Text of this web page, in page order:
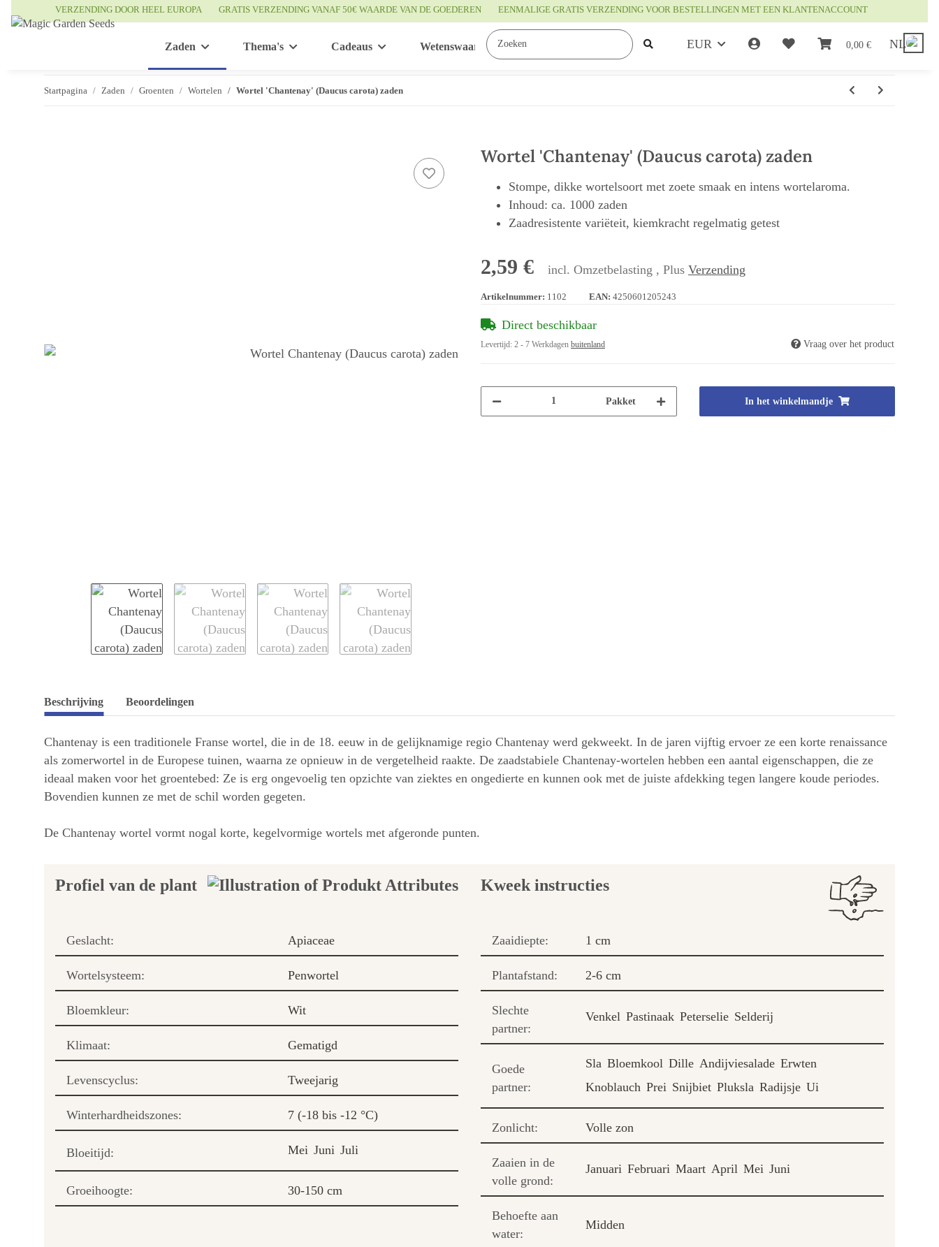
VERZENDING DOOR HEEL EUROPA GRATIS VERZENDING VANAF 50€ WAARDE VAN DE GOEDEREN EENMALIGE GRATIS VERZENDING VOOR BESTELLINGEN MET EEN KLANTENACCOUNT
EUR 0,00 € NL
Zaden Thema's Cadeaus Wetenswaardigheden
Startpagina Zaden Groenten Wortelen Wortel 'Chantenay' (Daucus carota) zaden
Wortel 'Chantenay' (Daucus carota) zaden
Stompe, dikke wortelsoort met zoete smaak en intens wortelaroma.
Inhoud: ca. 1000 zaden
Zaadresistente variëteit, kiemkracht regelmatig getest
2,59 € incl. Omzetbelasting , Plus Verzending
Artikelnummer: 1102 EAN: 4250601205243
Direct beschikbaar
Levertijd: 2 - 7 Werkdagen buitenland Vraag over het product
Pakket In het winkelmandje
Beschrijving Beoordelingen
Chantenay is een traditionele Franse wortel, die in de 18. eeuw in de gelijknamige regio Chantenay werd gekweekt. In de jaren vijftig ervoer ze een korte renaissance
als zomerwortel in de Europese tuinen, waarna ze opnieuw in de vergetelheid raakte. De zaadstabiele Chantenay-wortelen hebben een aantal eigenschappen, die ze
ideaal maken voor het groentebed: Ze is erg ongevoelig ten opzichte van ziektes en ongedierte en kunnen ook met de juiste afdekking tegen langere koude periodes.
Bovendien kunnen ze met de schil worden gegeten.
De Chantenay wortel vormt nogal korte, kegelvormige wortels met afgeronde punten.
Profiel van de plant
Geslacht: Apiaceae
Wortelsysteem: Penwortel
Bloemkleur: Wit
Klimaat: Gematigd
Levenscyclus: Tweejarig
Winterhardheidszones: 7 (-18 bis -12 °C)
Bloeitijd: Mei Juni Juli
Groeihoogte: 30-150 cm
Kweek instructies
Zaaidiepte: 1 cm
Plantafstand: 2-6 cm
Slechte
partner:
Venkel Pastinaak Peterselie Selderij
Goede
partner:
Sla Bloemkool Dille Andijviesalade Erwten
Knoblauch Prei Snijbiet Pluksla Radijsje Ui
Zonlicht: Volle zon
Zaaien in de
volle grond:
Januari Februari Maart April Mei Juni
Behoefte aan
water:
Midden